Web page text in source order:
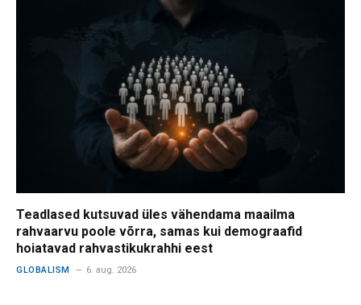
Teadlased kutsuvad üles vähendama maailma
rahvaarvu poole võrra, samas kui demograafid
hoiatavad rahvastikukrahhi eest
GLOBALISM 6. aug. 2026